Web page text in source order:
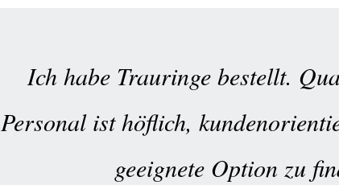
Ich habe Trauringe bestellt.
Personal ist höflich,
geeignete Option zu